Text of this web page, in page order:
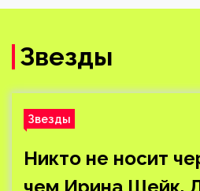
Звезды
Звезды
Никто не носит